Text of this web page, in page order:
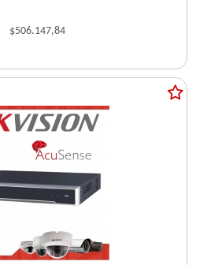
$506.147,84